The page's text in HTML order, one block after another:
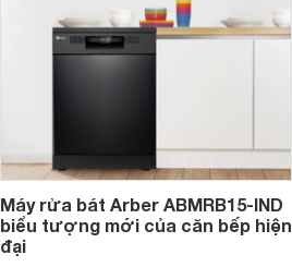
Máy rửa bát Arber ABMRB15-IND
biểu tượng mới của căn bếp hiện
đại